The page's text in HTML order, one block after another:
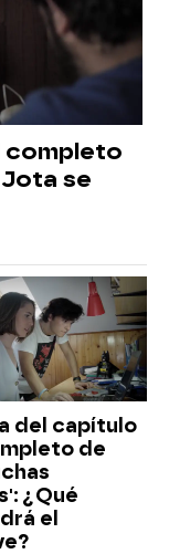
completo
se
del capítulo
de
¿Qué
el